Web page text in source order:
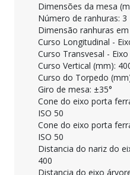
Dimensões da mesa
Número de ranhuras: 3
Dimensão ranhuras
Curso Longitudinal -
Curso Transvesal - Eixo
Curso Vertical (mm):
Curso do Torpedo
Giro de mesa: ±35°
Cone do eixo porta
ISO 50
Cone do eixo porta
ISO 50
Distancia do nariz do
400
Distancia do eixo